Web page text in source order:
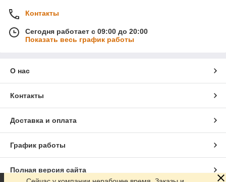
Контакты
Сегодня работает с 09:00 до 20:00
Показать весь график работы
О нас
Контакты
Доставка и оплата
График работы
Полная версия сайта